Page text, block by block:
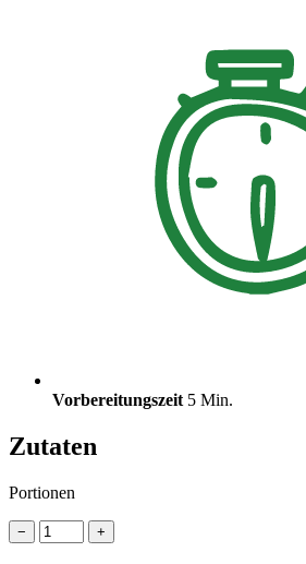
Vorbereitungszeit 5 Min.
Zutaten
Portionen
− +